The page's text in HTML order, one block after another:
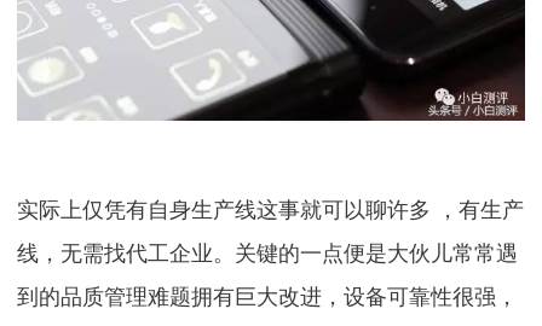
实际上仅凭有自身生产线这事就可以聊许多 ，有生产
线，无需找代工企业。关键的一点便是大伙儿常常遇
到的品质管理难题拥有巨大改进，设备可靠性很强，